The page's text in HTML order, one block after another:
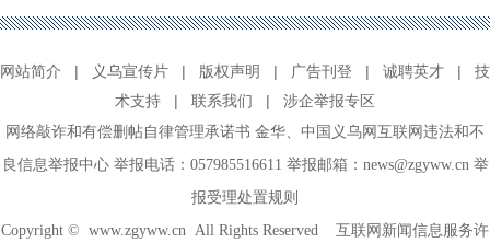
网站简介 | 义乌宣传片 | 版权声明 | 广告刊登 | 诚聘英才 |
技
术支持
| 联系我们 | 涉企举报专区
网络敲诈和有偿删帖自律管理承诺书 金华
中国义乌网互联网违法和不
良信息举报中心举报电话：057985516611 举报邮箱：news@zgyww.cn 举
报受理处置规则
Copyright © www.zgyww.cn All Rights Reserved 互联网新闻信息服务许